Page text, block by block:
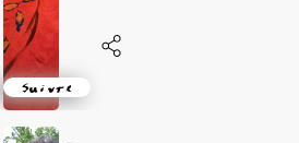
Suivre